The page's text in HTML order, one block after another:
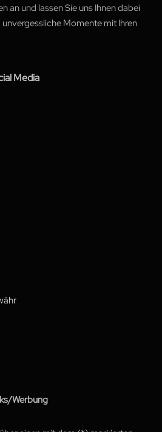
an und lassen Sie uns Ihnen dabei
Momente mit Ihren
Media
Werbung